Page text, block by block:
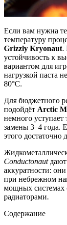
Если вам нужна
температуру
Grizzly Kryonaut.
устойчивость к
вариантом для
нагрузкой паста
80°C.
Для бюджетного
подойдёт Arctic
немного уступает
замены 3–4 года.
этого достаточно
Conductonautдают
аккуратности:
при небрежном
мощных
радиаторами.
Содержание